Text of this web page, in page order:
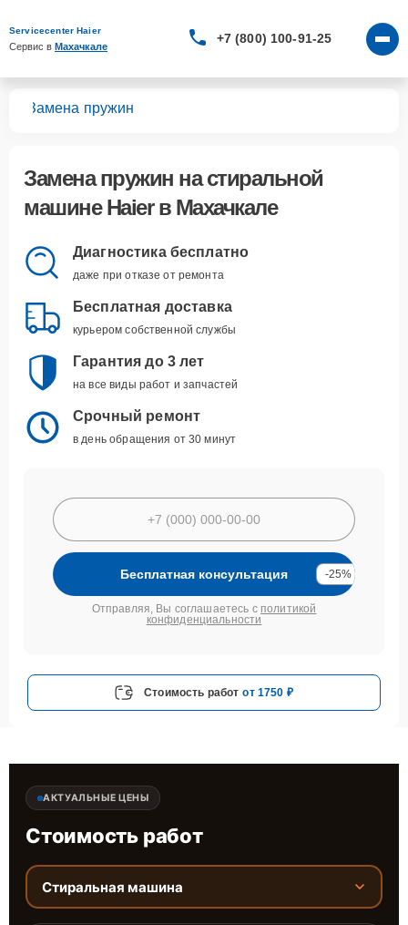
Servicecenter Haier
Сервис в Махачкале
+7 (800) 100-91-25
Замена пружин
Замена пружин на стиральной
машине Haier в Махачкале
Диагностика бесплатно
даже при отказе от ремонта
Бесплатная доставка
курьером собственной службы
Гарантия до 3 лет
на все виды работ и запчастей
Срочный ремонт
в день обращения от 30 минут
Бесплатная консультация -25%
Отправляя, Вы соглашаетесь с политикой
конфиденциальности
Стоимость работ от 1750 ₽
АКТУАЛЬНЫЕ ЦЕНЫ
Стоимость работ
Стиральная машина